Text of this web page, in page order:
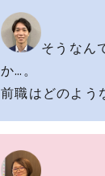
そうなん
か…。
前職はどのよう